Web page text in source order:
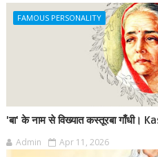
FAMOUS PERSONALITY
'बा' के नाम से विख्यात कस्तूरबा गाँधी।
Admin Apr 11, 2026